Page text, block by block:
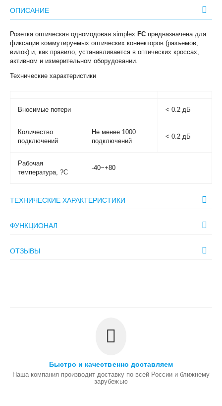
ОПИСАНИЕ
Розетка оптическая одномодовая simplex FC предназначена для
фиксации коммутируемых оптических коннекторов (разъемов,
вилок) и, как правило, устанавливается в оптических кроссах,
активном и измерительном оборудовании.
Технические характеристики
Вносимые потери < 0.2 дБ
Количество
подключений
Не менее 1000
подключений
< 0.2 дБ
Рабочая
температура, ?С
-40~+80
ТЕХНИЧЕСКИЕ ХАРАКТЕРИСТИКИ
ФУНКЦИОНАЛ
ОТЗЫВЫ
Быстро и качественно доставляем
Наша компания производит доставку по всей России и ближнему
зарубежью